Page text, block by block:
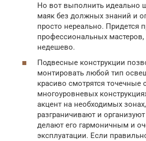
Но вот выполнить идеально
маяк без должных знаний и
просто нереально. Придется
профессиональных мастеров,
недешево.
Подвесные конструкции
монтировать любой тип
красиво смотрятся точечные
многоуровневых
акцент на необходимых
разграничивают и
делают его гармоничным и
эксплуатации. Если